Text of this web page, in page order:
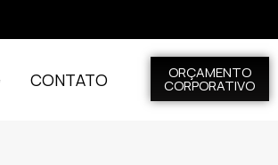
CONTATO ORÇAMENTO
CORPORATIVO